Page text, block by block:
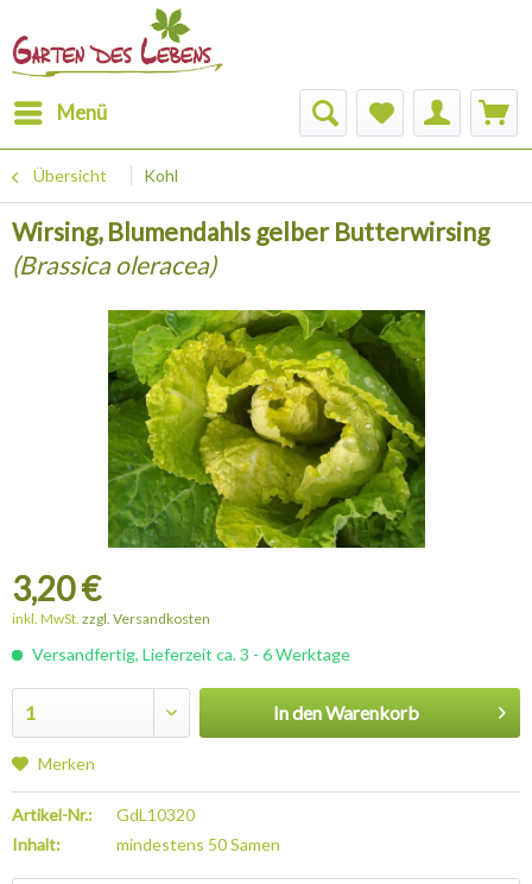
Menü
Übersicht Kohl
Wirsing, Blumendahls gelber Butterwirsing
(Brassica oleracea)
3,20 €
inkl. MwSt. zzgl. Versandkosten
Versandfertig, Lieferzeit ca. 3 - 6 Werktage
In denWarenkorb
Merken
Artikel-Nr.:
GdL10320
Inhalt:
mindestens 50 Samen